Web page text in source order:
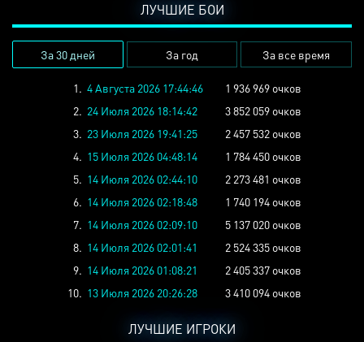
ЛУЧШИЕ БОИ
За 30 дней За год За все время
1. 4 Августа 2026 17:44:46
1 936 969 очков
2. 24 Июля 2026 18:14:42
3 852 059 очков
3. 23 Июля 2026 19:41:25
2 457 532 очков
4. 15 Июля 2026 04:48:14
1 784 450 очков
5. 14 Июля 2026 02:44:10
2 273 481 очков
6. 14 Июля 2026 02:18:48
1 740 194 очков
7. 14 Июля 2026 02:09:10
5 137 020 очков
8. 14 Июля 2026 02:01:41
2 524 335 очков
9. 14 Июля 2026 01:08:21
2 405 337 очков
10. 13 Июля 2026 20:26:28 3 410 094 очков
ЛУЧШИЕ ИГРОКИ